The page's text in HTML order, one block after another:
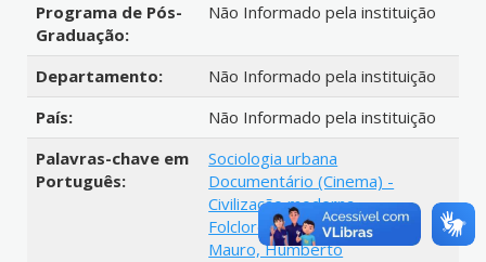
Programa de Pós-
Graduação:
Não Informado pela instituição
Departamento:
Não Informado pela instituição
País:
Não Informado pela instituição
Palavras-chave em
Português:
Sociologia urbana
Documentário (Cinema) -
Civilização moderna
Folclore
Mauro, Humberto